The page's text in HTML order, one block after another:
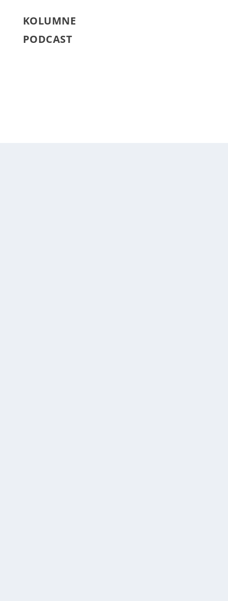
KOLUMNE
PODCAST